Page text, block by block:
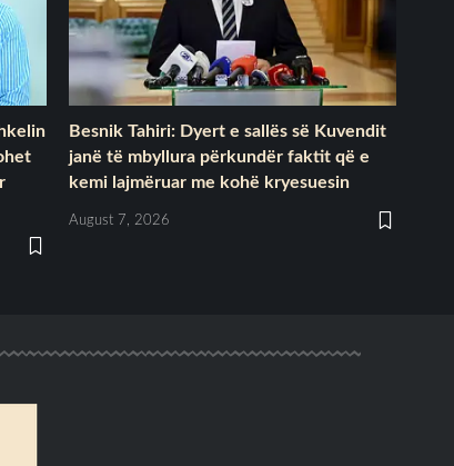
Besnik Tahiri: Dyert e sallës së Kuvendit
janë të mbyllura përkundër faktit që e
kemi lajmëruar me kohë kryesuesin
August 7, 2026